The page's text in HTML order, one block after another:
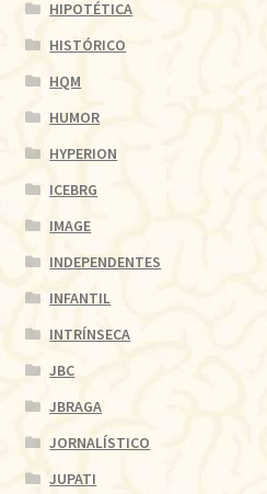
HIPOTÉTICA
HISTÓRICO
HQM
HUMOR
HYPERION
ICEBRG
IMAGE
INDEPENDENTES
INFANTIL
INTRÍNSECA
JBC
JBRAGA
JORNALÍSTICO
JUPATI